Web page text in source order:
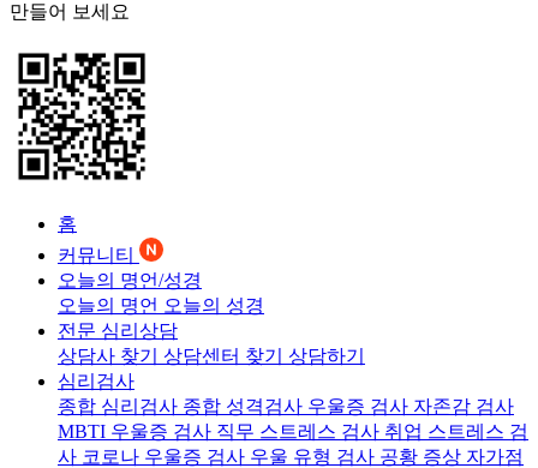
만들어 보세요
홈
커뮤니티
오늘의 명언/성경
오늘의 명언 오늘의 성경
전문 심리상담
상담사 찾기 상담센터 찾기 상담하기
심리검사
종합 심리검사 종합 성격검사 우울증 검사 자존감 검사
MBTI 우울증 검사 직무 스트레스 검사 취업 스트레스 검
사 코로나 우울증 검사 우울 유형 검사 공황 증상 자가점